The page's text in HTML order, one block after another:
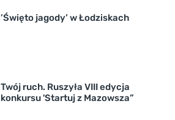
’Święto jagody’ w Łodziskach
Twój ruch. Ruszyła VIII edycja
konkursu 'Startuj z Mazowsza”